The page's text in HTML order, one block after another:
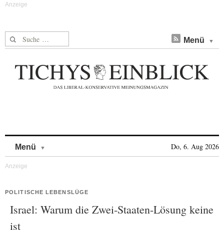
Suche nach: Menü
Menü Do, 6. Aug 2026
POLITISCHE LEBENSLÜGE
Israel: Warum die Zwei-Staaten-Lösung keine
ist